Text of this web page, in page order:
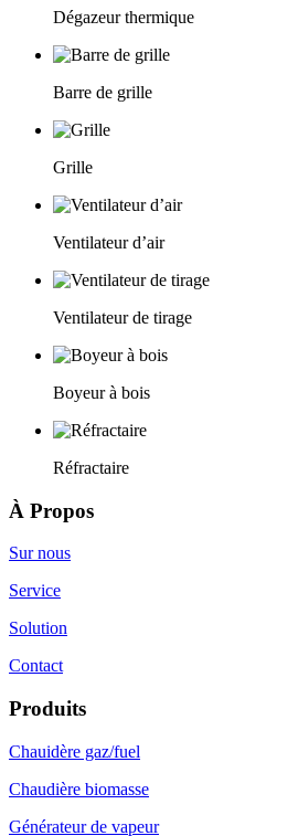
Dégazeur thermique
Barre de grille
Grille
Ventilateur d’air
Ventilateur de tirage
Boyeur à bois
Réfractaire
À Propos
Sur nous
Service
Solution
Contact
Produits
Chauidère gaz/fuel
Chaudière biomasse
Générateur de vapeur